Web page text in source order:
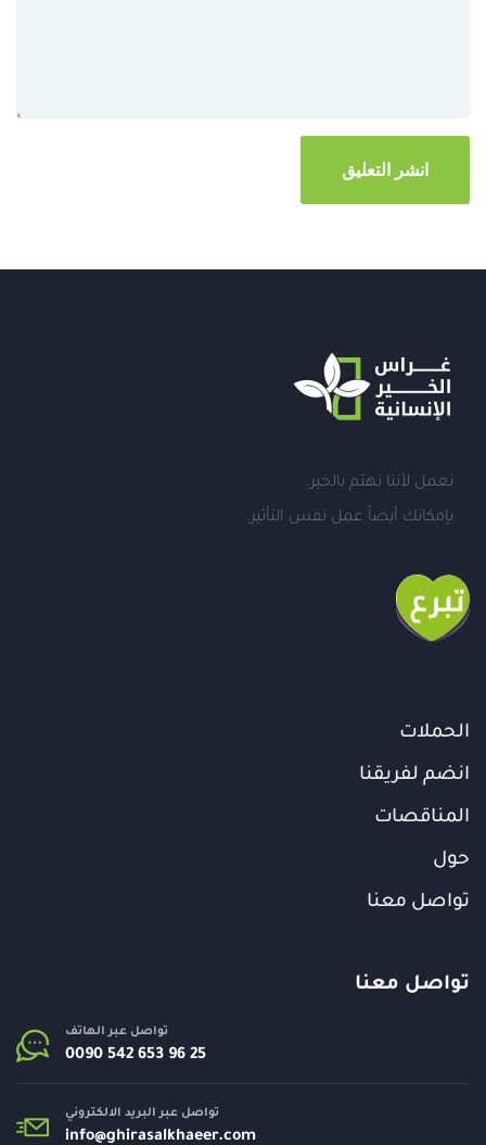
نعمل لأننا نهتم بالخير.
بإمكانك أيضاً عمل نفس التأثير.
الحملات
انضم لفريقنا
المناقصات
حول
تواصل معنا
تواصل معنا
تواصل عبر الهاتف
تواصل عبر البريد الالكتروني
info@ghirasalkhaeer.com